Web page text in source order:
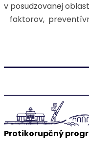
v posudzovanej
faktorov,
Protikorupčný